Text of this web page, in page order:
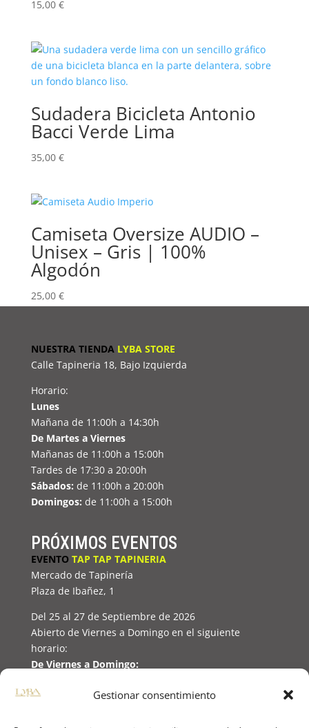
Gestionar consentimiento
15,00 €
Sudadera Bicicleta Antonio
Bacci Verde Lima
35,00 €
Camiseta Oversize AUDIO –
Unisex – Gris | 100%
Algodón
25,00 €
NUESTRA TIENDALYBA STORE
Calle Tapineria 18, Bajo Izquierda
Horario:
Lunes
Mañana de 11:00h a 14:30h
De Martes a Viernes
Mañanas de 11:00h a 15:00h
Tardes de 17:30 a 20:00h
Sábados: de 11:00h a 20:00h
Domingos: de 11:00h a 15:00h
PRÓXIMOS EVENTOS
EVENTOTAP TAP TAPINERIA
Mercado de Tapinería
Plaza de Ibañez, 1
Del 25 al 27 de Septiembre de 2026
Abierto de Viernes a Domingo en el siguiente
horario:
De Viernes a Domingo:
(Domingo hasta las 19h)